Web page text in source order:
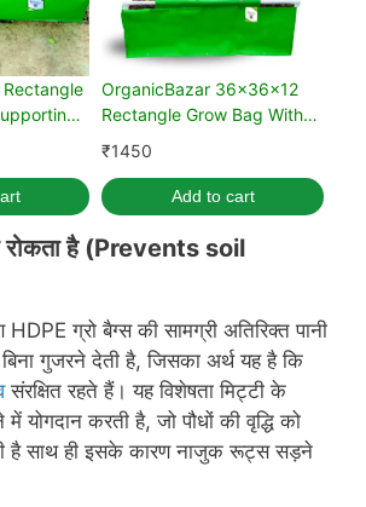
OrganicBazar 36x36x12
Rectangle Grow Bag With
Supporting Pvc Pipes Extra
Grow Bags (Pack of 1)
₹1450
Add to cart
रोकता है (Prevents soil
ग्रो बैग्स की सामग्री अतिरिक्त पानी
गुजरने देती है, जिसका अर्थ यह है कि
संरक्षित रहते हैं। यह विशेषता मिट्टी के
योगदान करती है, जो पौधों की वृद्धि को
है साथ ही इसके कारण नाजुक रूट्स सड़ने